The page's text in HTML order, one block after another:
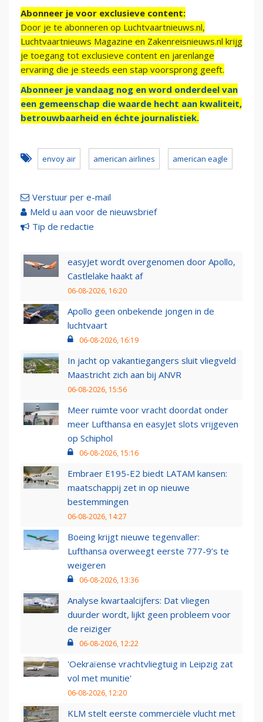
Abonneer je voor exclusieve content:
Door je te abonneren op Luchtvaartnieuws.nl,
Luchtvaartnieuws Magazine en Zakenreisnieuws.nl krijg
je toegang tot exclusieve content en jarenlange
ervaring die je steeds een stap voorsprong geeft.
Abonneer je vandaag nog en word onderdeel van
een gemeenschap die waarde hecht aan kwaliteit,
betrouwbaarheid en échte journalistiek.
envoy air american airlines american eagle
Verstuur per e-mail
Meld u aan voor de nieuwsbrief
Tip de redactie
easyJet wordt overgenomen door Apollo,
Castlelake haakt af
06-08-2026, 16:20
Apollo geen onbekende jongen in de
luchtvaart
06-08-2026, 16:19
In jacht op vakantiegangers sluit vliegveld
Maastricht zich aan bij ANVR
06-08-2026, 15:56
Meer ruimte voor vracht doordat onder
meer Lufthansa en easyJet slots vrijgeven
op Schiphol
06-08-2026, 15:16
Embraer E195-E2 biedt LATAM kansen:
maatschappij zet in op nieuwe
bestemmingen
06-08-2026, 14:27
Boeing krijgt nieuwe tegenvaller:
Lufthansa overweegt eerste 777-9’s te
weigeren
06-08-2026, 13:36
Analyse kwartaalcijfers: Dat vliegen
duurder wordt, lijkt geen probleem voor
de reiziger
06-08-2026, 12:22
'Oekraïense vrachtvliegtuig in Leipzig zat
vol met munitie'
06-08-2026, 12:20
KLM stelt eerste commerciële vlucht met